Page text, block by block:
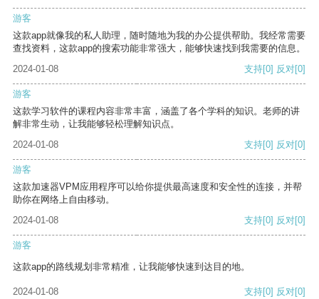
游客
这款app就像我的私人助理，随时随地为我的办公提供帮助。我经常需要
查找资料，这款app的搜索功能非常强大，能够快速找到我需要的信息。
2024-01-08
支持[0] 反对[0]
游客
这款学习软件的课程内容非常丰富，涵盖了各个学科的知识。老师的讲
解非常生动，让我能够轻松理解知识点。
2024-01-08
支持[0] 反对[0]
游客
这款加速器VPM应用程序可以给你提供最高速度和安全性的连接，并帮
助你在网络上自由移动。
2024-01-08
支持[0] 反对[0]
游客
这款app的路线规划非常精准，让我能够快速到达目的地。
2024-01-08 支持[0] 反对[0]